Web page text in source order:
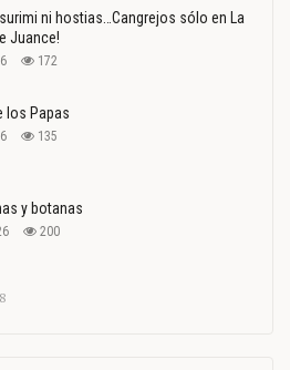
surimi ni hostias…Cangrejos sólo en La
Juance!
172
los Papas
135
y botanas
200